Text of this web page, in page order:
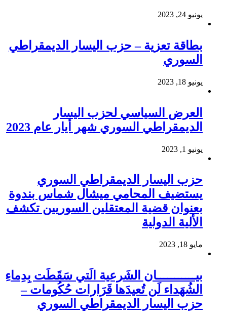
يونيو 24, 2023
بطاقة تعزية – حزب اليسار الديمقراطي
السوري
يونيو 18, 2023
العرض السياسي لحزب اليسار
الديمقراطي السوري شهر أيار عام 2023
يونيو 1, 2023
حزب اليسار الديمقراطي السوري
يستضيف المحامي ميشال شماس بندوة
بعنوان قضية المعتقلين السوريين تكشف
الألية الدولية
مايو 18, 2023
بيـــــــــــان الشَرعية الَتي سَقَطَت بِدِماءِ
الشُهَداء لَن تُعيدَها قَرَارات حُكُومات –
حزب اليسار الديمقراطي السوري